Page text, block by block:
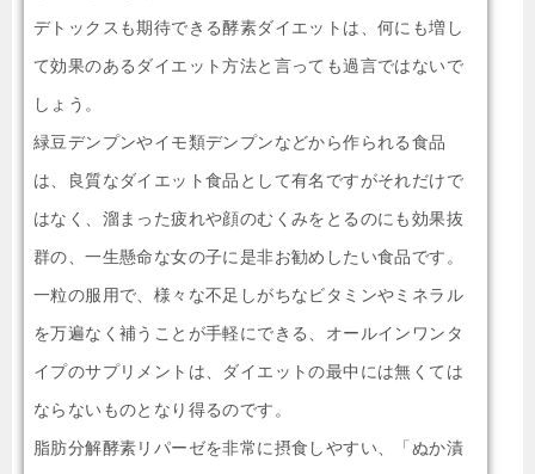
デトックスも期待できる酵素ダイエットは、何にも増し
て効果のあるダイエット方法と言っても過言ではないで
しょう。
緑豆デンプンやイモ類デンプンなどから作られる食品
は、良質なダイエット食品として有名ですがそれだけで
はなく、溜まった疲れや顔のむくみをとるのにも効果抜
群の、一生懸命な女の子に是非お勧めしたい食品です。
一粒の服用で、様々な不足しがちなビタミンやミネラル
を万遍なく補うことが手軽にできる、オールインワンタ
イプのサプリメントは、ダイエットの最中には無くては
ならないものとなり得るのです。
脂肪分解酵素リパーゼを非常に摂食しやすい、「ぬか漬